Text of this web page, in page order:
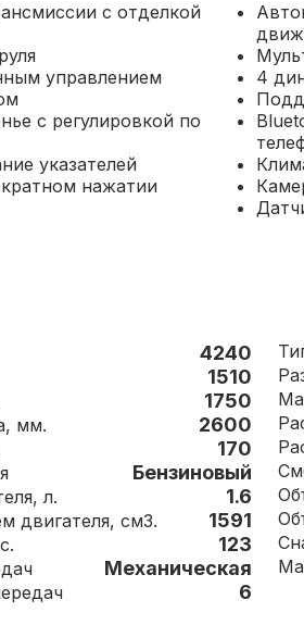
с отделкой
управлением
с регулировкой по
указателей
нажатии
4
4240
1510
1750
Колесная база, мм. 2600
170
Бензиновый
Объем двигателя, л. 1.6
Рабочий объем двигателя, см3. 1591
л.с. 123
Механическая
передач 6